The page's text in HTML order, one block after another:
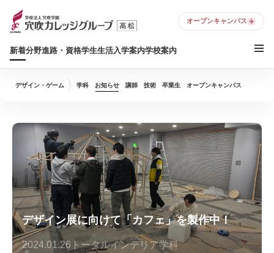
新着分野進路・資格学生生活入学案内学校案内
オープンキャンパス
デザイン・ゲーム 学科 お知らせ 講師 技術 卒業生 オープンキャンパス
デザイン展に向けて「カフェ」を製作中！
2024.01.26 トータルインテリア学科